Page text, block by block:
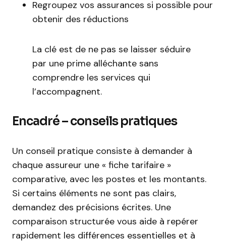
Regroupez vos assurances si possible pour
obtenir des réductions
La clé est de ne pas se laisser séduire
par une prime alléchante sans
comprendre les services qui
l’accompagnent.
Encadré – conseils pratiques
Un conseil pratique consiste à demander à
chaque assureur une « fiche tarifaire »
comparative, avec les postes et les montants.
Si certains éléments ne sont pas clairs,
demandez des précisions écrites. Une
comparaison structurée vous aide à repérer
rapidement les différences essentielles et à